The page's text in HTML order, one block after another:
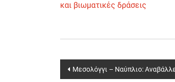
και βιωματικές δράσεις
Post
Μεσολόγγι – Ναύπλιο: